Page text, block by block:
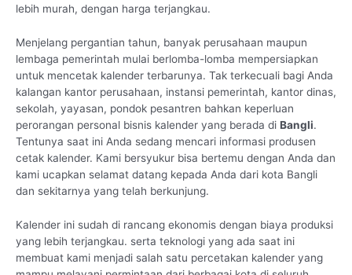
lebih murah, dengan harga terjangkau.
Menjelang pergantian tahun, banyak perusahaan maupun
lembaga pemerintah mulai berlomba-lomba mempersiapkan
untuk mencetak kalender terbarunya. Tak terkecuali bagi Anda
kalangan kantor perusahaan, instansi pemerintah, kantor dinas,
sekolah, yayasan, pondok pesantren bahkan keperluan
perorangan personal bisnis kalender yang berada di Bangli.
Tentunya saat ini Anda sedang mencari informasi produsen
cetak kalender. Kami bersyukur bisa bertemu dengan Anda dan
kami ucapkan selamat datang kepada Anda dari kota Bangli
dan sekitarnya yang telah berkunjung.
Kalender ini sudah di rancang ekonomis dengan biaya produksi
yang lebih terjangkau. serta teknologi yang ada saat ini
membuat kami menjadi salah satu percetakan kalender yang